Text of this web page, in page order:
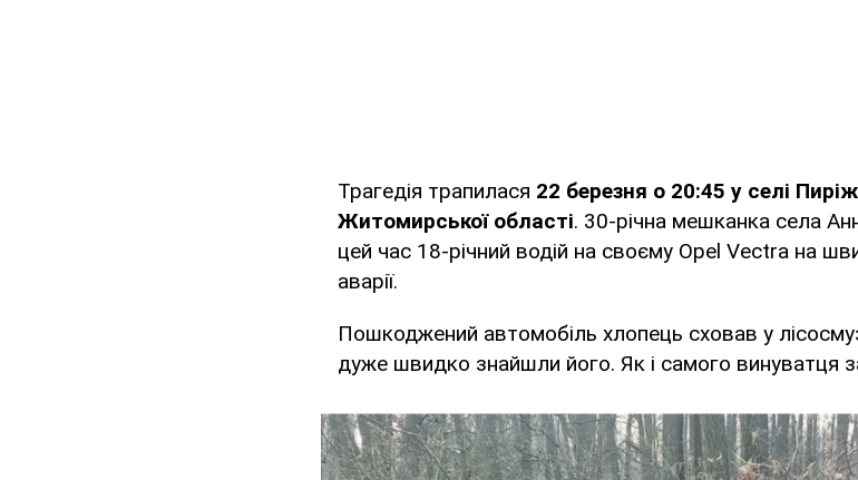
Трагедія трапилася 22 березня о 20:45 у селі
Житомирської області. 30-річна мешканка села
цей час 18-річний водій на своєму Opel Vectra на
аварії.
Пошкоджений автомобіль хлопець сховав у
дуже швидко знайшли його. Як і самого винуватця